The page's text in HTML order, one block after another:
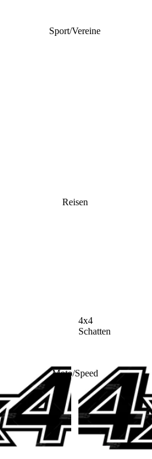
Sport/Vereine
Reisen
Moto/Speed
4x4
Schatten